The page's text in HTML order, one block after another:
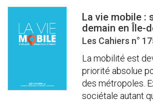
La vie mobile :
demain en Île-
Les Cahiers n°
La mobilité est
priorité absolue
des métropoles.
sociétale autant